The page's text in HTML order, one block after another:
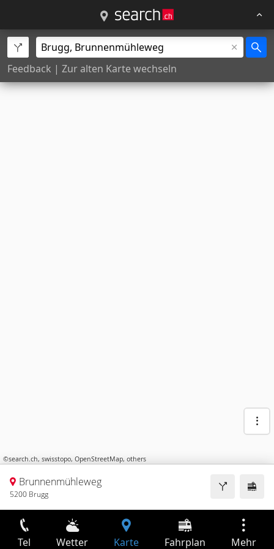
Feedback | Zur alten Karte wechseln
©search.ch, swisstopo, OpenStreetMap, others
Brunnenmühleweg
5200 Brugg
Tel Wetter Karte Fahrplan Mehr